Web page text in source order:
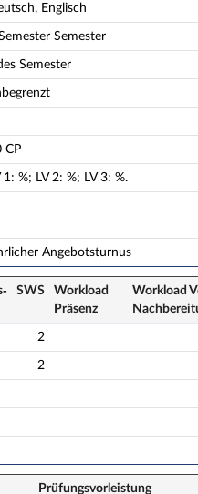
Englisch
Semester
Semester
CP
1: %; LV 2: %; LV 3: %.
Angebotsturnus
SWS
Workload
Präsenz
Workload
2
2
Prüfungsvorleistung